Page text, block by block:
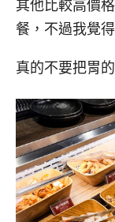
其他比較高價
餐，不過我覺
真的不要把胃